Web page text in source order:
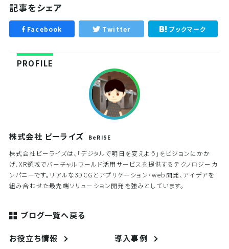
記事をシェア
Facebook Twitter ブックマーク
PROFILE
株式会社 ビーライズ BeRISE
株式会社ビーライズは、「デジタルで明日を変えよう」をビジョンにかか
げ、XR領域でバーチャルワールド活用サービスを提供するテクノロジーカ
ンパニーです。リアルな3DCGとアプリケーション・web開発、アイデアを
組み合わせた最先端ソリューション開発を強みとしています。
ブログ一覧へ戻る
お役立ち情報 導入事例